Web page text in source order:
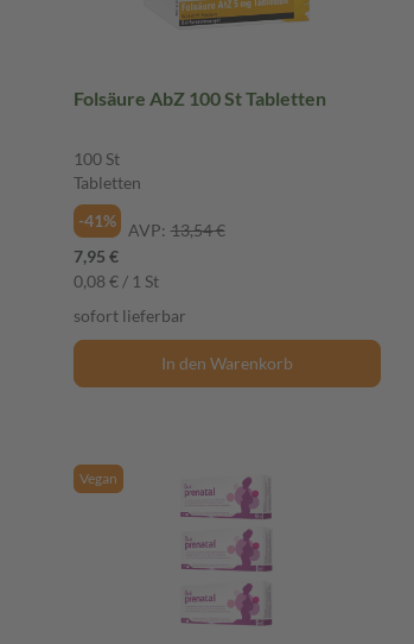
Folsäure AbZ 100 St Tabletten
100 St
Tabletten
-41%
AVP: 13,54 €
7,95 €
0,08 € / 1 St
sofort lieferbar
In den Warenkorb
Vegan